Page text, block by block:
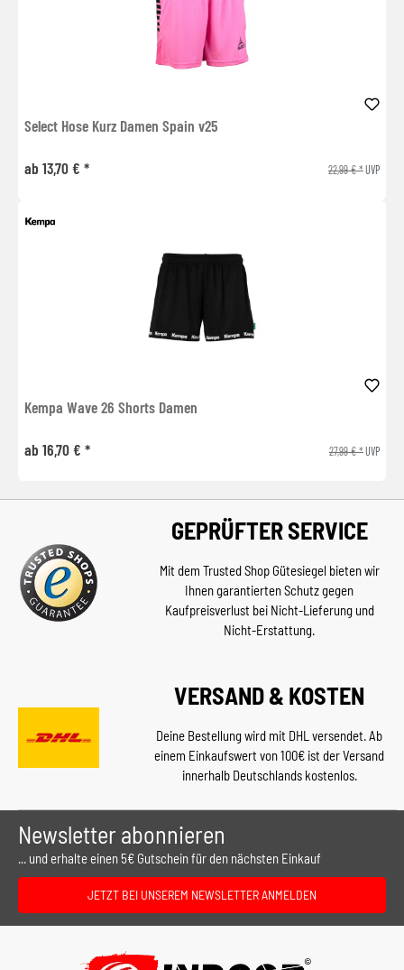
Select Hose Kurz Damen Spain v25
ab 13,70 € * 22,99 € *UVP
Kempa Wave 26 Shorts Damen
ab 16,70 € * 27,99 € *UVP
GEPRÜFTER SERVICE
Mit dem Trusted Shop Gütesiegel bieten wir
Ihnen garantierten Schutz gegen
Kaufpreisverlust bei Nicht-Lieferung und
Nicht-Erstattung.
VERSAND & KOSTEN
Deine Bestellung wird mit DHL versendet. Ab
einem Einkaufswert von 100€ ist der Versand
innerhalb Deutschlands kostenlos.
Newsletter abonnieren
... und erhalte einen 5€ Gutschein für den nächsten Einkauf
JETZT BEI UNSEREM NEWSLETTER ANMELDEN